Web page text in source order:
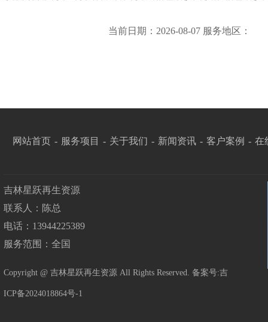
当前日期：2026-08-07 服务地区：
网站首页 - 服务项目 - 关于我们 - 新闻资讯 - 客户案例 - 在
吉林星跃再生资源
联系人：陈总
电话：13944225389
服务范围：全国
Copyright @ 吉林星跃再生资源 All Rights Reserved. 备案号:吉
ICP备2024018864号-1